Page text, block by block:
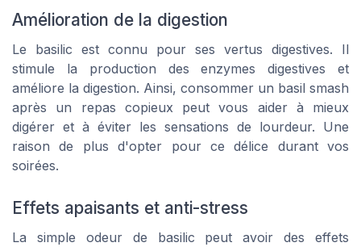
Amélioration de la digestion
Le basilic est connu pour ses vertus digestives. Il
stimule la production des enzymes digestives et
améliore la digestion. Ainsi, consommer un basil smash
après un repas copieux peut vous aider à mieux
digérer et à éviter les sensations de lourdeur. Une
raison de plus d'opter pour ce délice durant vos
soirées.
Effets apaisants et anti-stress
La simple odeur de basilic peut avoir des effets